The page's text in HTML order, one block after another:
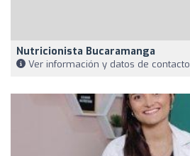
Nutricionista Bucaramanga
Ver información y datos de contacto